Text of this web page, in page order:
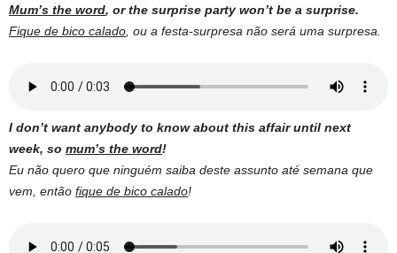
Mum’s the word, or the surprise party won’t be a surprise.
Fique de bico calado , ou a festa-surpresa não será uma surpresa.
I don’t want anybody to know about this affair until next
week, so mum’s the word!
Eu não quero que ninguém saiba deste assunto até semana que
vem, então fique de bico calado!